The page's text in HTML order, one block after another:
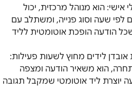
הוא מנוהל מרכזית, יכול
לפי שעה וסוג פנייה, ומשתלב עם
הודעה הופכת אוטומטית לליד
לידים מחוץ לשעות פעילות:
הוא משאיר הודעה ומצפה
יוצרת ליד אוטומטי שמקבל תגובה